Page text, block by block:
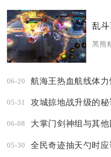
黑熊
06-20 航海王热血航线体
05-31 攻城掠地战升级的秘
06-08
05-30 全民奇迹抽天勺时